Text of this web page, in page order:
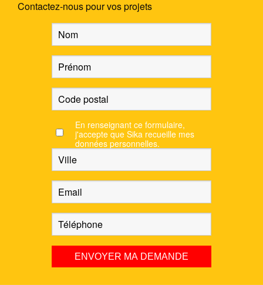
Contactez-nous pour vos projets
En renseignant ce formulaire,
j'accepte que Sika recueille mes
données personnelles.